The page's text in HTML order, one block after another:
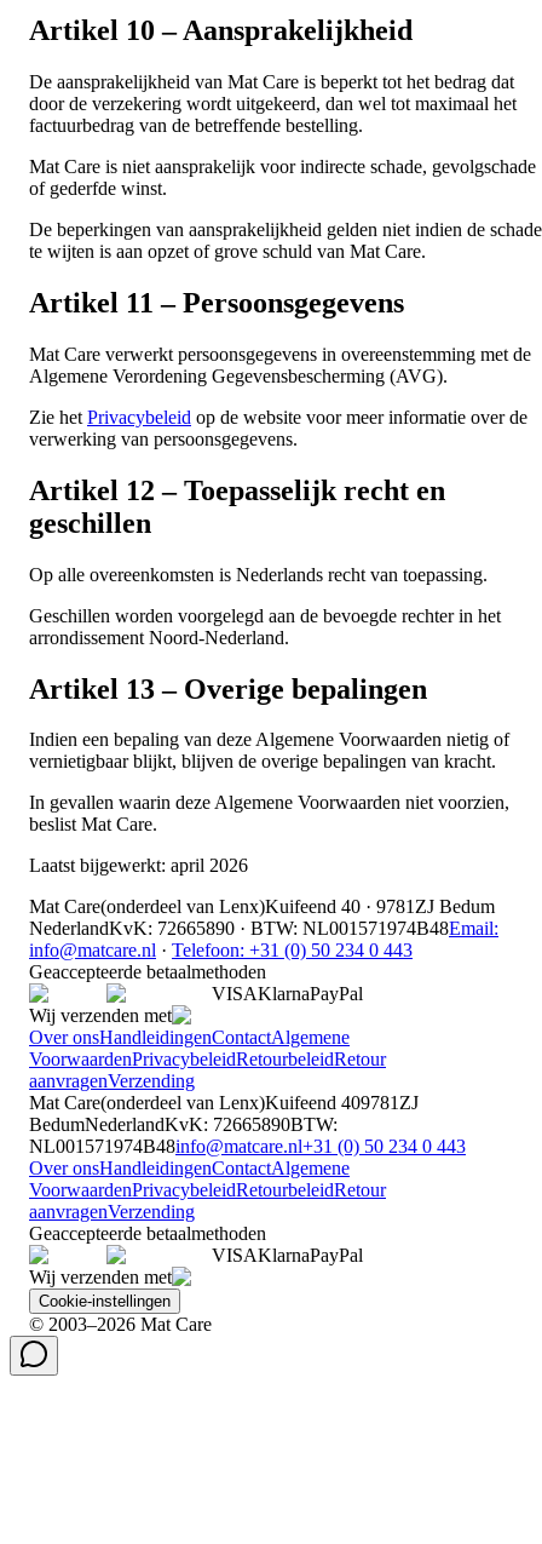
Artikel 10 – Aansprakelijkheid
De aansprakelijkheid van Mat Care is beperkt tot het bedrag dat
door de verzekering wordt uitgekeerd, dan wel tot maximaal het
factuurbedrag van de betreffende bestelling.
Mat Care is niet aansprakelijk voor indirecte schade, gevolgschade
of gederfde winst.
De beperkingen van aansprakelijkheid gelden niet indien de schade
te wijten is aan opzet of grove schuld van Mat Care.
Artikel 11 – Persoonsgegevens
Mat Care verwerkt persoonsgegevens in overeenstemming met de
Algemene Verordening Gegevensbescherming (AVG).
Zie het Privacybeleid op de website voor meer informatie over de
verwerking van persoonsgegevens.
Artikel 12 – Toepasselijk recht en
geschillen
Op alle overeenkomsten is Nederlands recht van toepassing.
Geschillen worden voorgelegd aan de bevoegde rechter in het
arrondissement Noord-Nederland.
Artikel 13 – Overige bepalingen
Indien een bepaling van deze Algemene Voorwaarden nietig of
vernietigbaar blijkt, blijven de overige bepalingen van kracht.
In gevallen waarin deze Algemene Voorwaarden niet voorzien,
beslist Mat Care.
Laatst bijgewerkt: april 2026
Mat Care(onderdeel van Lenx)Kuifeend 40 · 9781ZJ Bedum
NederlandKvK: 72665890 · BTW: NL001571974B48Email:
info@matcare.nl · Telefoon: +31 (0) 50 234 0 443
Geaccepteerde betaalmethoden
VISAKlarnaPayPal
Wij verzenden met
Over onsHandleidingenContactAlgemene
VoorwaardenPrivacybeleidRetourbeleidRetour
aanvragenVerzending
Mat Care(onderdeel van Lenx)Kuifeend 409781ZJ
BedumNederlandKvK: 72665890BTW:
NL001571974B48info@matcare.nl+31 (0) 50 234 0 443
Over onsHandleidingenContactAlgemene
VoorwaardenPrivacybeleidRetourbeleidRetour
aanvragenVerzending
Geaccepteerde betaalmethoden
VISAKlarnaPayPal
Wij verzenden met
Cookie-instellingen
© 2003–2026 Mat Care